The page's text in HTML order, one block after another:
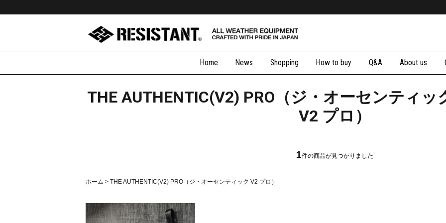
Home News Shopping How to buy Q&A About us
THE AUTHENTIC(V2) PRO（ジ・オーセンティッ
V2 プロ）
1件の商品が見つかりました
ホーム > THE AUTHENTIC(V2) PRO（ジ・オーセンティック V2 プロ）